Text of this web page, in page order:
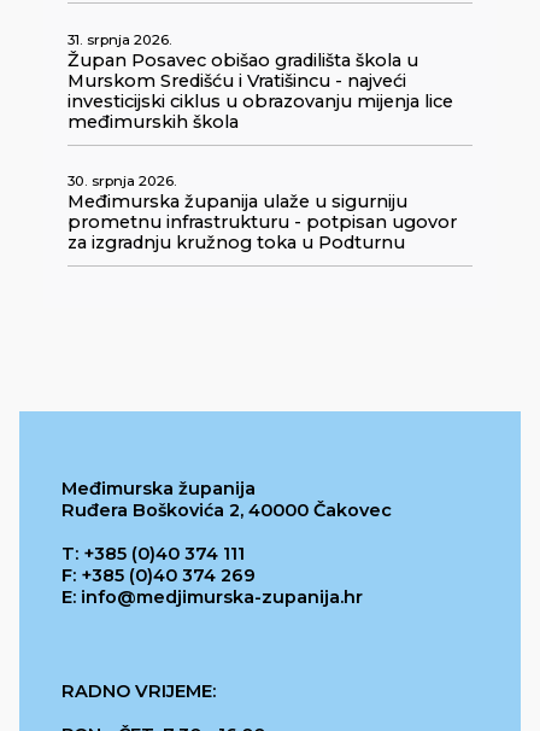
31. srpnja 2026.
Župan Posavec obišao gradilišta škola u
Murskom Središću i Vratišincu - najveći
investicijski ciklus u obrazovanju mijenja lice
međimurskih škola
30. srpnja 2026.
Međimurska županija ulaže u sigurniju
prometnu infrastrukturu - potpisan ugovor
za izgradnju kružnog toka u Podturnu
Međimurska županija
Ruđera Boškovića 2, 40000 Čakovec
T: +385 (0)40 374 111
F: +385 (0)40 374 269
E: info@medjimurska-zupanija.hr
RADNO VRIJEME: